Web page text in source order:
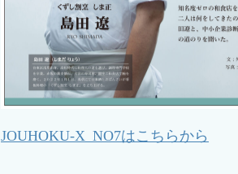
JOUHOKU-X_NO7はこちらから